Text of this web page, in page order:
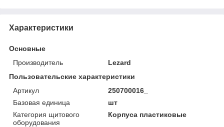
Характеристики
Основные
Производитель
Lezard
Пользовательские характеристики
Артикул
250700016_
Базовая единица
шт
Категория щитового
оборудования
Корпуса пластиковые